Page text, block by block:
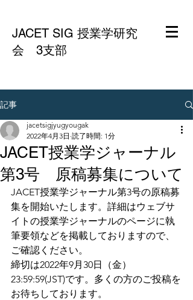
JACET SIG 授業学研究
会 3支部
記事
JACET授業学ジャーナル
第3号 原稿募集について
jacetsigjyugyougak
2022年4月3日 読了時間: 1分
JACET授業学ジャーナル第3号の原稿募
集を開始いたします。詳細はウェブサ
イトの授業学ジャーナルのページに執
筆要領などを掲載しておりますので、
ご確認ください。
締切は2022年9月30日（金）
23:59:59(JST)です。多くの方のご投稿を
お待ちしております。